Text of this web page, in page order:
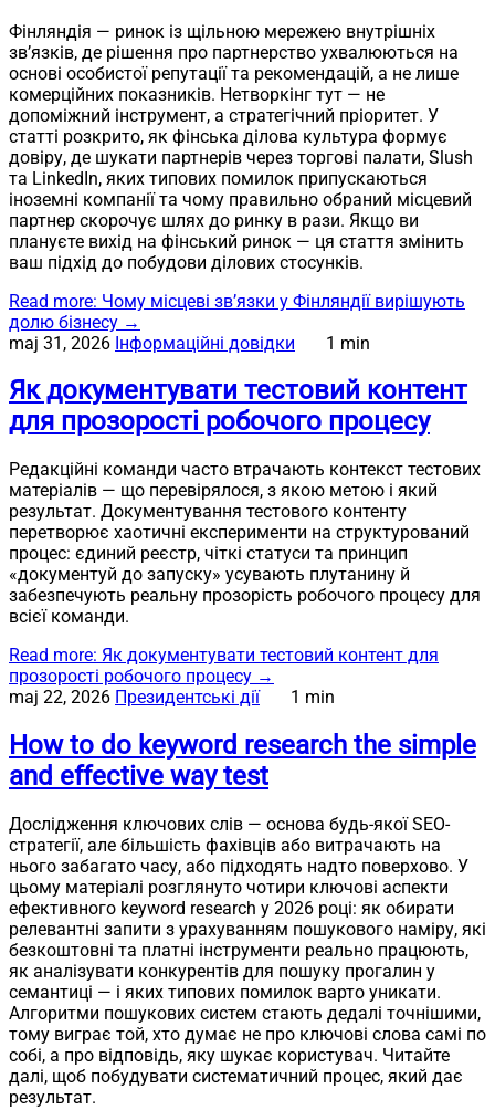
Фінляндія — ринок із щільною мережею внутрішніх
зв’язків, де рішення про партнерство ухвалюються на
основі особистої репутації та рекомендацій, а не лише
комерційних показників. Нетворкінг тут — не
допоміжний інструмент, а стратегічний пріоритет. У
статті розкрито, як фінська ділова культура формує
довіру, де шукати партнерів через торгові палати, Slush
та LinkedIn, яких типових помилок припускаються
іноземні компанії та чому правильно обраний місцевий
партнер скорочує шлях до ринку в рази. Якщо ви
плануєте вихід на фінський ринок — ця стаття змінить
ваш підхід до побудови ділових стосунків.
Read more: Чому місцеві зв’язки у Фінляндії вирішують
долю бізнесу →
maj 31, 2026 Інформаційні довідки 1 min
Як документувати тестовий контент
для прозорості робочого процесу
Редакційні команди часто втрачають контекст тестових
матеріалів — що перевірялося, з якою метою і який
результат. Документування тестового контенту
перетворює хаотичні експерименти на структурований
процес: єдиний реєстр, чіткі статуси та принцип
«документуй до запуску» усувають плутанину й
забезпечують реальну прозорість робочого процесу для
всієї команди.
Read more: Як документувати тестовий контент для
прозорості робочого процесу →
maj 22, 2026 Президентські дії 1 min
How to do keyword research the simple
and effective way test
Дослідження ключових слів — основа будь-якої SEO-
стратегії, але більшість фахівців або витрачають на
нього забагато часу, або підходять надто поверхово. У
цьому матеріалі розглянуто чотири ключові аспекти
ефективного keyword research у 2026 році: як обирати
релевантні запити з урахуванням пошукового наміру, які
безкоштовні та платні інструменти реально працюють,
як аналізувати конкурентів для пошуку прогалин у
семантиці — і яких типових помилок варто уникати.
Алгоритми пошукових систем стають дедалі точнішими,
тому виграє той, хто думає не про ключові слова самі по
собі, а про відповідь, яку шукає користувач. Читайте
далі, щоб побудувати систематичний процес, який дає
результат.